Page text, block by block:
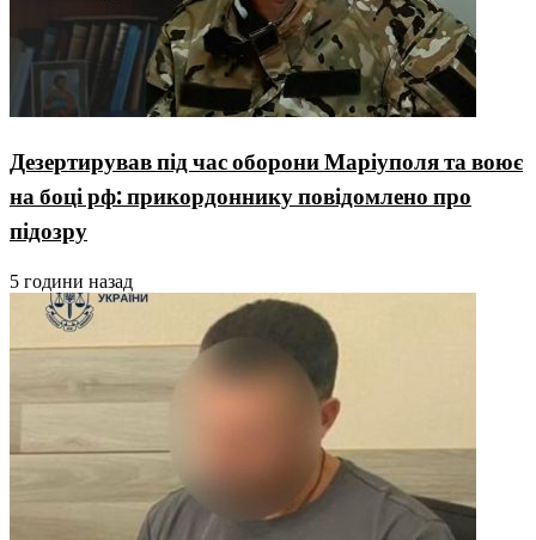
Дезертирував під час оборони Маріуполя та воює
на боці рф: прикордоннику повідомлено про
підозру
5 години назад